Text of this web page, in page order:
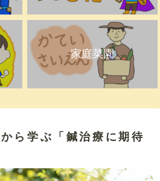
家庭菜園
ら学ぶ「鍼治療に期待